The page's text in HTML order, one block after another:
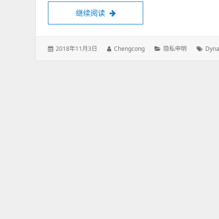
继续阅读 《动感桌面》隐私申明
发
2018年11月3日
作
Chengcong
分
隐私申明
标